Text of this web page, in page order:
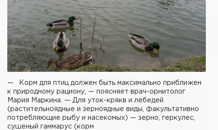
— Корм для птиц должен быть максимально приближен
к природному рациону, — поясняет врач-орнитолог
Мария Маркина. — Для уток-крякв и лебедей
(растительноядные и зерноядные виды, факультативно
потребляющие рыбу и насекомых) — зерно, геркулес,
сушеный гаммарус (корм